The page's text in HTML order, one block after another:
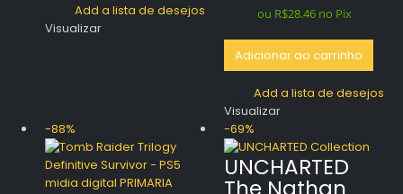
Add a lista de desejos
Visualizar
era:
é:
ou R$28.46 no Pix
Adicionar ao carrinho
Add a lista de desejos
Visualizar
-88%
-69%
UNCHARTED